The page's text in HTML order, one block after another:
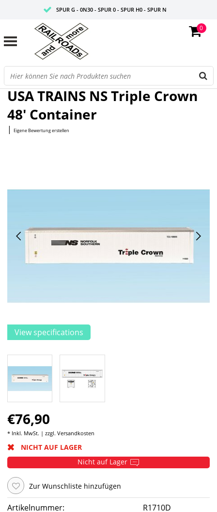
SPUR G - 0N30 - SPUR 0 - SPUR H0 - SPUR N
0
Startseite/NS Triple Crown 48' Container
USA TRAINS NS Triple Crown
48' Container
| Eigene Bewertung erstellen
View specifications
€76,90
* Inkl. MwSt. | zzgl. Versandkosten
NICHT AUF LAGER
Nicht auf Lager
Zur Wunschliste hinzufügen
Artikelnummer: R1710D